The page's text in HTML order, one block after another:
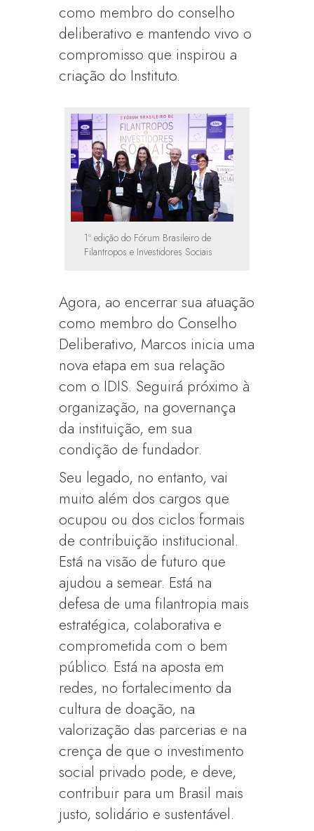
como membro do conselho
deliberativo e mantendo vivo o
compromisso que inspirou a
criação do Instituto.
1º edição do Fórum Brasileiro de
Filantropos e Investidores Sociais
Agora, ao encerrar sua atuação
como membro do Conselho
Deliberativo, Marcos inicia uma
nova etapa em sua relação
com o IDIS. Seguirá próximo à
organização, na governança
da instituição, em sua
condição de fundador.
Seu legado, no entanto, vai
muito além dos cargos que
ocupou ou dos ciclos formais
de contribuição institucional.
Está na visão de futuro que
ajudou a semear. Está na
defesa de uma filantropia mais
estratégica, colaborativa e
comprometida com o bem
público. Está na aposta em
redes, no fortalecimento da
cultura de doação, na
valorização das parcerias e na
crença de que o investimento
social privado pode, e deve,
contribuir para um Brasil mais
justo, solidário e sustentável.